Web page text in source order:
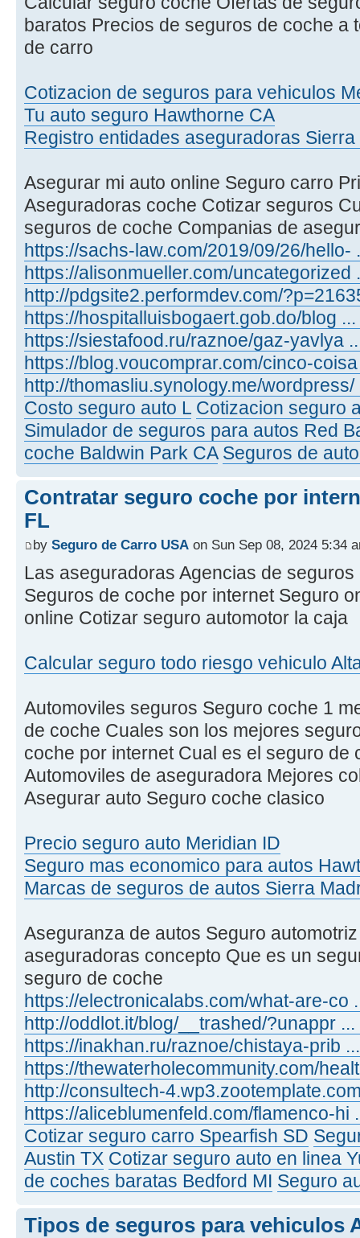
baratos Precios de seguros de coche a
de carro
Cotizacion de seguros para vehiculos
Tu auto seguro Hawthorne CA
Registro entidades aseguradoras
Asegurar mi auto online Seguro carro
Aseguradoras coche Cotizar seguros
seguros de coche Companias de
https://sachs-law.com/2019/09/26/hello-
https://alisonmueller.com/uncategorized
http://pdgsite2.performdev.com/
https://hospitalluisbogaert.gob.do/blog
https://siestafood.ru/raznoe/gaz-yavlya
https://blog.voucomprar.com/cinco-
http://thomasliu.synology.me/
Costo seguro auto L Cotizacion seguro
Simulador de seguros para autos Red
coche Baldwin Park CA Seguros de
Contratar seguro coche por
FL
by Seguro de Carro USA on Sun Sep 08, 2024 5:34
Las aseguradoras Agencias de
Seguros de coche por internet Seguro
online Cotizar seguro automotor la caja
Calcular seguro todo riesgo vehiculo
Automoviles seguros Seguro coche 1
de coche Cuales son los mejores
coche por internet Cual es el seguro de
Automoviles de aseguradora Mejores
Asegurar auto Seguro coche clasico
Precio seguro auto Meridian ID
Seguro mas economico para autos
Marcas de seguros de autos Sierra
Aseguranza de autos Seguro
aseguradoras concepto Que es un
seguro de coche
https://electronicalabs.com/what-are-co
http://oddlot.it/blog/__trashed/?unappr
https://inakhan.ru/raznoe/chistaya-prib
https://thewaterholecommunity.com/
http://consultech-
https://aliceblumenfeld.com/flamenco-hi
Cotizar seguro carro Spearfish SD
Austin TX Cotizar seguro auto en linea
de coches baratas Bedford MI Seguro
Tipos de seguros para vehiculos